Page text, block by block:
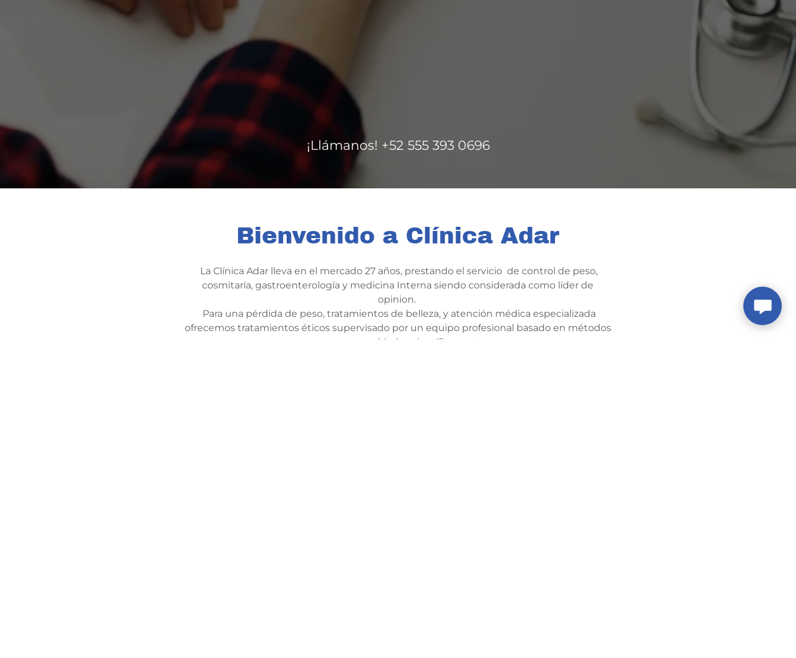
¡Llámanos! +52 555 393 0696
Bienvenido a Clínica Adar
La Clínica Adar lleva en el mercado 27 años, prestando el servicio de control de peso,
cosmitaría, gastroenterología y medicina Interna siendo considerada como líder de
opinion.
Para una pérdida de peso, tratamientos de belleza, y atención médica especializada
ofrecemos tratamientos éticos supervisado por un equipo profesional basado en métodos
seguros y respaldados científicamente.